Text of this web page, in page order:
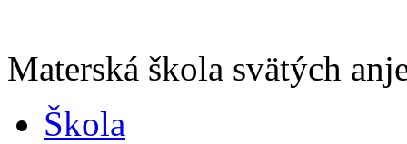
Materská škola svätých
Škola